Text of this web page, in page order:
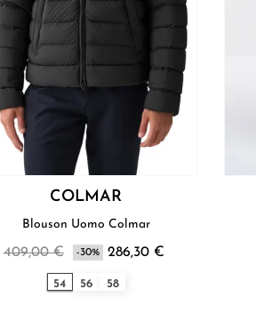
COLMAR
Blouson Uomo Colmar
409,00 € -30% 286,30 €
54 56 58